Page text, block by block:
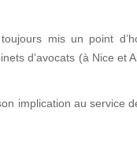
mis un point
d’avocats (à Nice
implication au service